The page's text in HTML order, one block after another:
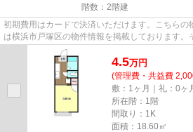
階数：2階建
初期費用はカードで決済いただけます。こちらの
は横浜市戸塚区の物件情報を掲載しております。
らアパマンメイトまでご連絡...
4.5万円
(管理費・共益費
敷：1ヶ月｜礼：0ヶ
所在階：1階
間取り：1K
面積：18.60㎡